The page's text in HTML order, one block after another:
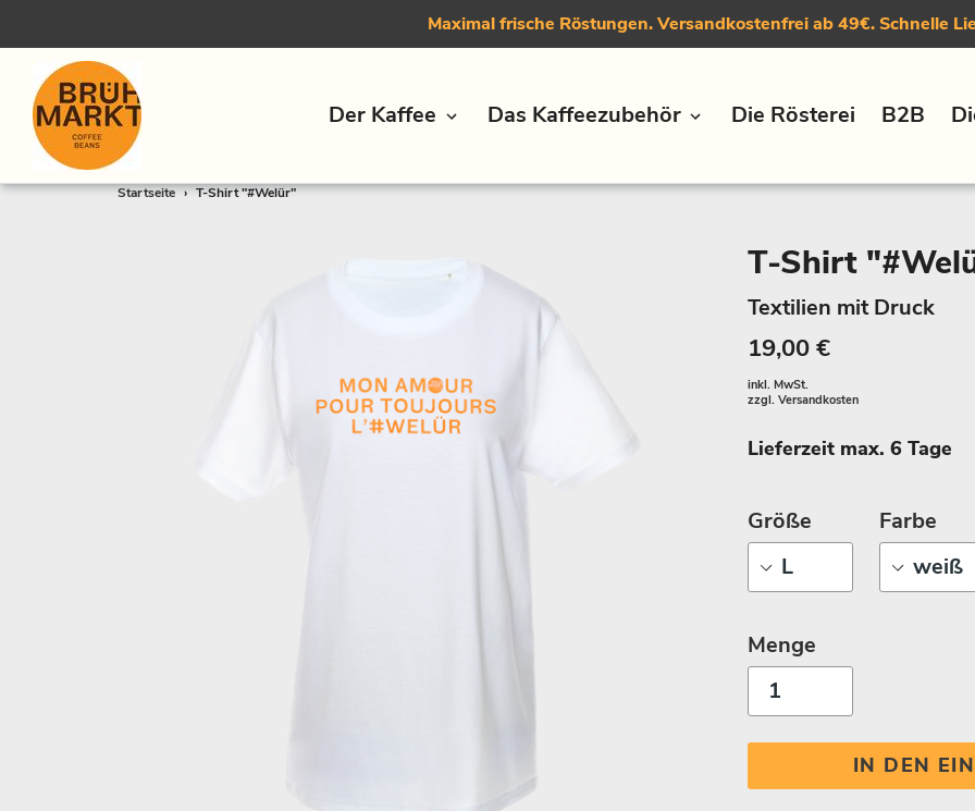
Direkt
Maximal frische Röstungen. Versandkostenfrei ab 49€. Schnelle
Der Kaffee Das Kaffeezubehör Die Rösterei B2B
Startseite › T-Shirt "#Welür"
T-Shirt
Textilien mit Druck
19,00 €
inkl. MwSt.
zzgl. Versandkosten
Lieferzeit max. 6 Tage
Größe Farbe
Menge
IN DEN